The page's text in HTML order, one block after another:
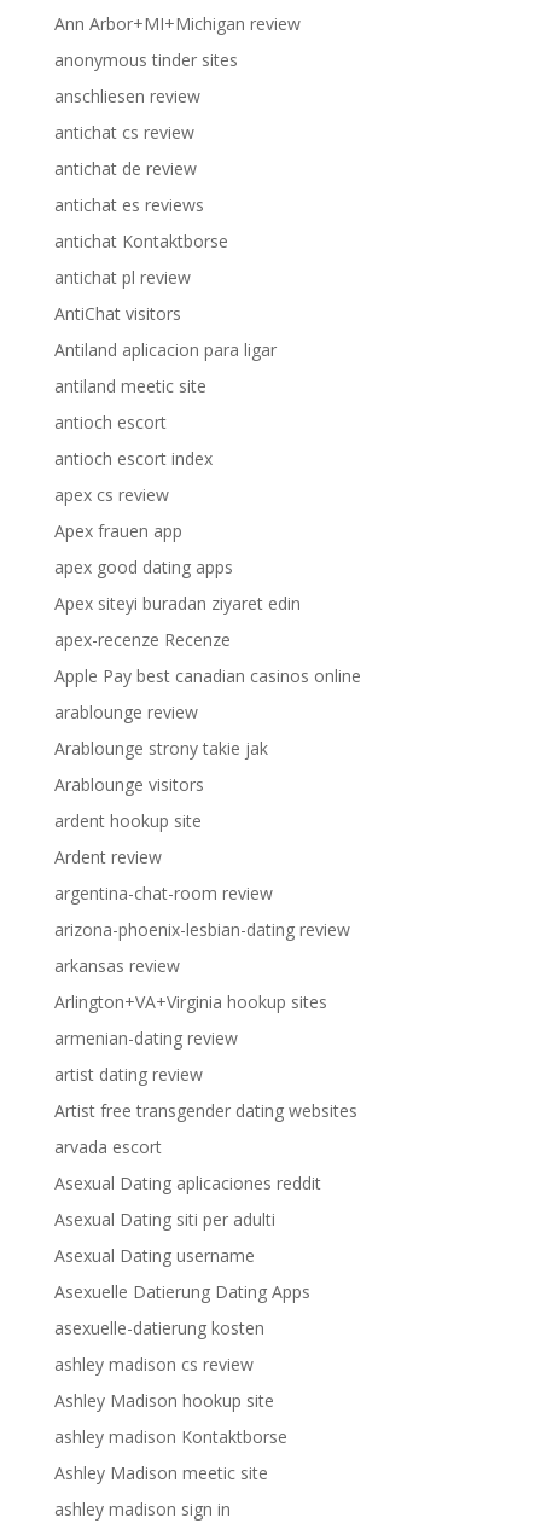
Ann Arbor+MI+Michigan review
anonymous tinder sites
anschliesen review
antichat cs review
antichat de review
antichat es reviews
antichat Kontaktborse
antichat pl review
AntiChat visitors
Antiland aplicacion para ligar
antiland meetic site
antioch escort
antioch escort index
apex cs review
Apex frauen app
apex good dating apps
Apex siteyi buradan ziyaret edin
apex-recenze Recenze
Apple Pay best canadian casinos online
arablounge review
Arablounge strony takie jak
Arablounge visitors
ardent hookup site
Ardent review
argentina-chat-room review
arizona-phoenix-lesbian-dating review
arkansas review
Arlington+VA+Virginia hookup sites
armenian-dating review
artist dating review
Artist free transgender dating websites
arvada escort
Asexual Dating aplicaciones reddit
Asexual Dating siti per adulti
Asexual Dating username
Asexuelle Datierung Dating Apps
asexuelle-datierung kosten
ashley madison cs review
Ashley Madison hookup site
ashley madison Kontaktborse
Ashley Madison meetic site
ashley madison sign in